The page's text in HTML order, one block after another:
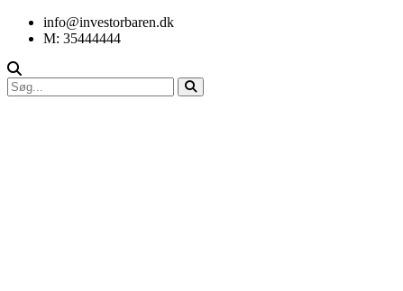
info@investorbaren.dk
M: 35444444